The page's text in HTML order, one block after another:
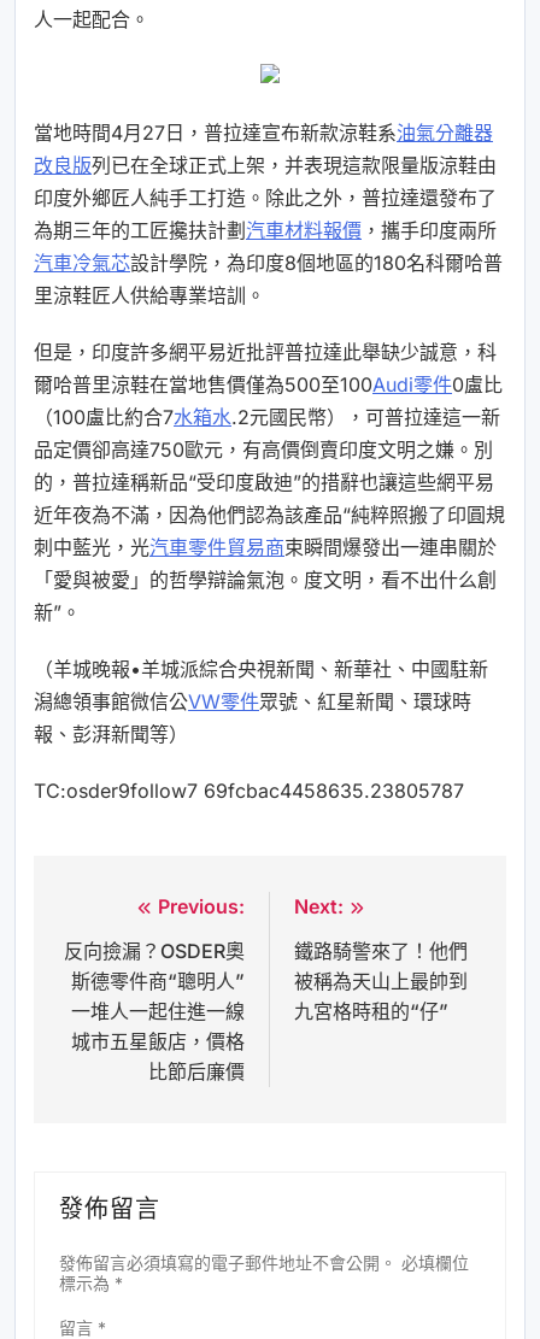
人一起配合。
當地時間4月27日，普拉達宣布新款涼鞋系油氣分離器
改良版列已在全球正式上架，并表現這款限量版涼鞋由
印度外鄉匠人純手工打造。除此之外，普拉達還發布了
為期三年的工匠攙扶計劃 汽車材料報價 ，攜手印度兩所
汽車冷氣芯設計學院，為印度8個地區的180名科爾哈普
里涼鞋匠人供給專業培訓。
但是，印度許多網平易近批評普拉達此舉缺少誠意，科
爾哈普里涼鞋在當地售價僅為500至100Audi零件0盧比
（100盧比約合7水箱水.2元國民幣），可普拉達這一新
品定價卻高達750歐元，有高價倒賣印度文明之嫌。別
的，普拉達稱新品“受印度啟迪”的措辭也讓這些網平易
近年夜為不滿，因為他們認為該產品“純粹照搬了印圓規
刺中藍光，光汽車零件貿易商束瞬間爆發出一連串關於
「愛與被愛」的哲學辯論氣泡。度文明，看不出什么創
新”。
（羊城晚報•羊城派綜合央視新聞、新華社、中國駐新
潟總領事館微信公VW零件眾號、紅星新聞、環球時
報、彭湃新聞等）
TC:osder9follow7 69fcbac4458635.23805787
章
導
覽
Previous:
反向撿漏？OSDER奧
斯德零件商“聰明人”
一堆人一起住進一線
城市五星飯店，價格
比節后廉價
Next:
鐵路騎警來了！他們
被稱為天山上最帥到
九宮格時租的“仔”
發佈留言
發佈留言必須填寫的電子郵件地址不會公開。 必填欄位
標示為 *
留言 *